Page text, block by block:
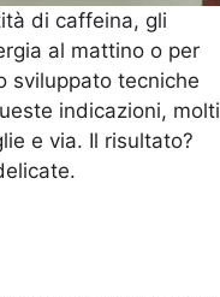
di caffeina, gli
al mattino o per
sviluppato tecniche
indicazioni, molti
e via. Il risultato?